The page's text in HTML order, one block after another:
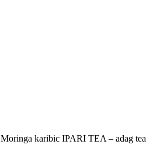
Moringa karibic IPARI TEA – adag tea